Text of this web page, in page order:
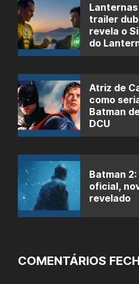
trailer
revela o
do
Atriz de
como
Batman
DCU
Batman
oficial,
revelado
COMENTÁRIOS